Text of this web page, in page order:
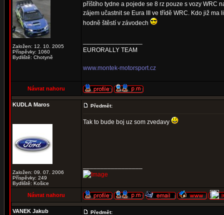
Založen: 12. 10. 2005
Příspěvky: 1060
Bydliště: Chotyně
příštího tydne a pojede se 8 rz pouze s vozy WRC
zájem učastnit se Eura III ve třídě WRC. Kdo již
hodně štěstí v závodech
EURORALLY TEAM
www.montek-motorsport.cz
Návrat nahoru
KUDLA Maros
Založen: 09. 07. 2006
Příspěvky: 249
Bydliště: Košice
Předmět:
Tak to bude boj uz som zvedavy
Návrat nahoru
VANEK Jakub Předmět: